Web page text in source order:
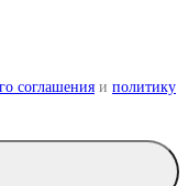
соглашения и политику